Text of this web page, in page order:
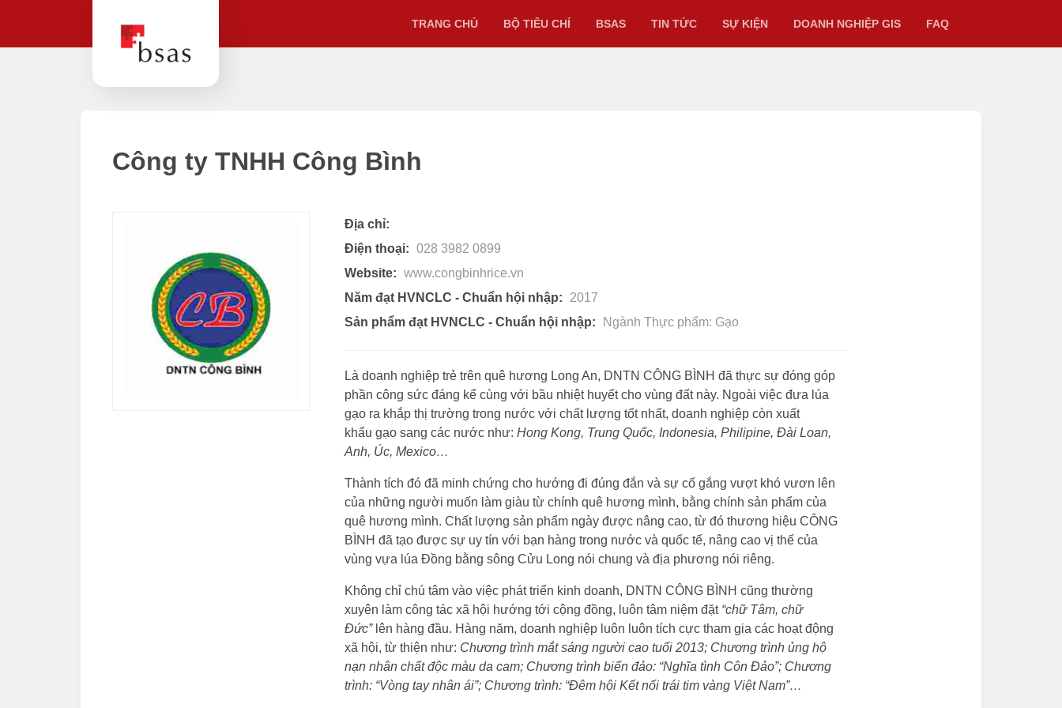
TRANG CHỦ BỘ TIÊU CHÍ BSAS TIN TỨC SỰ KIỆN DOANH NGHIỆP GIS FAQ
Công ty TNHH Công Bình
Địa chỉ:
Điện thoại: 028 3982 0899
Website: www.congbinhrice.vn
Năm đạt HVNCLC - Chuẩn hội nhập:
2017
Sản phẩm đạt HVNCLC - Chuẩn hội nhập:
Ngành Thực phẩm: Gạo
Là doanh nghiệp trẻ trên quê hương Long An, DNTN CÔNG BÌNH đã thực sự đóng góp
phần công sức đáng kể cùng với bầu nhiệt huyết cho vùng đất này. Ngoài việc đưa lúa
gạo ra khắp thị trường trong nước với chất lượng tốt nhất, doanh nghiệp còn xuất
khẩu gạo sang các nước như: Hong Kong, Trung Quốc, Indonesia, Philipine, Đài Loan,
Anh, Úc, Mexico…
Thành tích đó đã minh chứng cho hướng đi đúng đắn và sự cố gắng vượt khó vươn lên
của những người muốn làm giàu từ chính quê hương mình, bằng chính sản phẩm của
quê hương mình. Chất lượng sản phẩm ngày được nâng cao, từ đó thương hiệu CÔNG
BÌNH đã tạo được sự uy tín với bạn hàng trong nước và quốc tế, nâng cao vị thế của
vùng vựa lúa Đồng bằng sông Cửu Long nói chung và địa phương nói riêng.
Không chỉ chú tâm vào việc phát triển kinh doanh, DNTN CÔNG BÌNH cũng thường
xuyên làm công tác xã hội hướng tới cộng đồng, luôn tâm niệm đặt “chữ Tâm, chữ
Đức”lên hàng đầu. Hàng năm, doanh nghiệp luôn luôn tích cực tham gia các hoạt động
xã hội, từ thiện như: Chương trình mắt sáng người cao tuổi 2013; Chương trình ủng hộ
nạn nhân chất độc màu da cam; Chương trình biển đảo: “Nghĩa tình Côn Đảo”; Chương
trình: “Vòng tay nhân ái”; Chương trình: “Đêm hội Kết nối trái tim vàng Việt Nam”…